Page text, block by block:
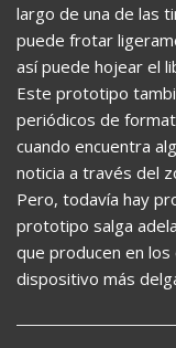
largo de una de las
puede frotar
así puede hojear el
Este prototipo
periódicos de
cuando encuentra
noticia a través del
Pero, todavía hay
prototipo salga
que producen en los
dispositivo más